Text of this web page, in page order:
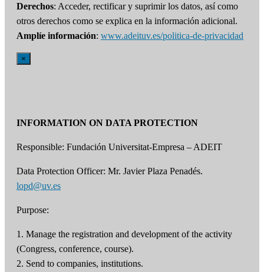
Derechos: Acceder, rectificar y suprimir los datos, así como
otros derechos como se explica en la información adicional.
Amplíe información: www.adeituv.es/politica-de-privacidad
×
INFORMATION ON DATA PROTECTION
Responsible: Fundación Universitat-Empresa – ADEIT
Data Protection Officer: Mr. Javier Plaza Penadés.
lopd@uv.es
Purpose:
1. Manage the registration and development of the activity
(Congress, conference, course).
2. Send to companies, institutions.